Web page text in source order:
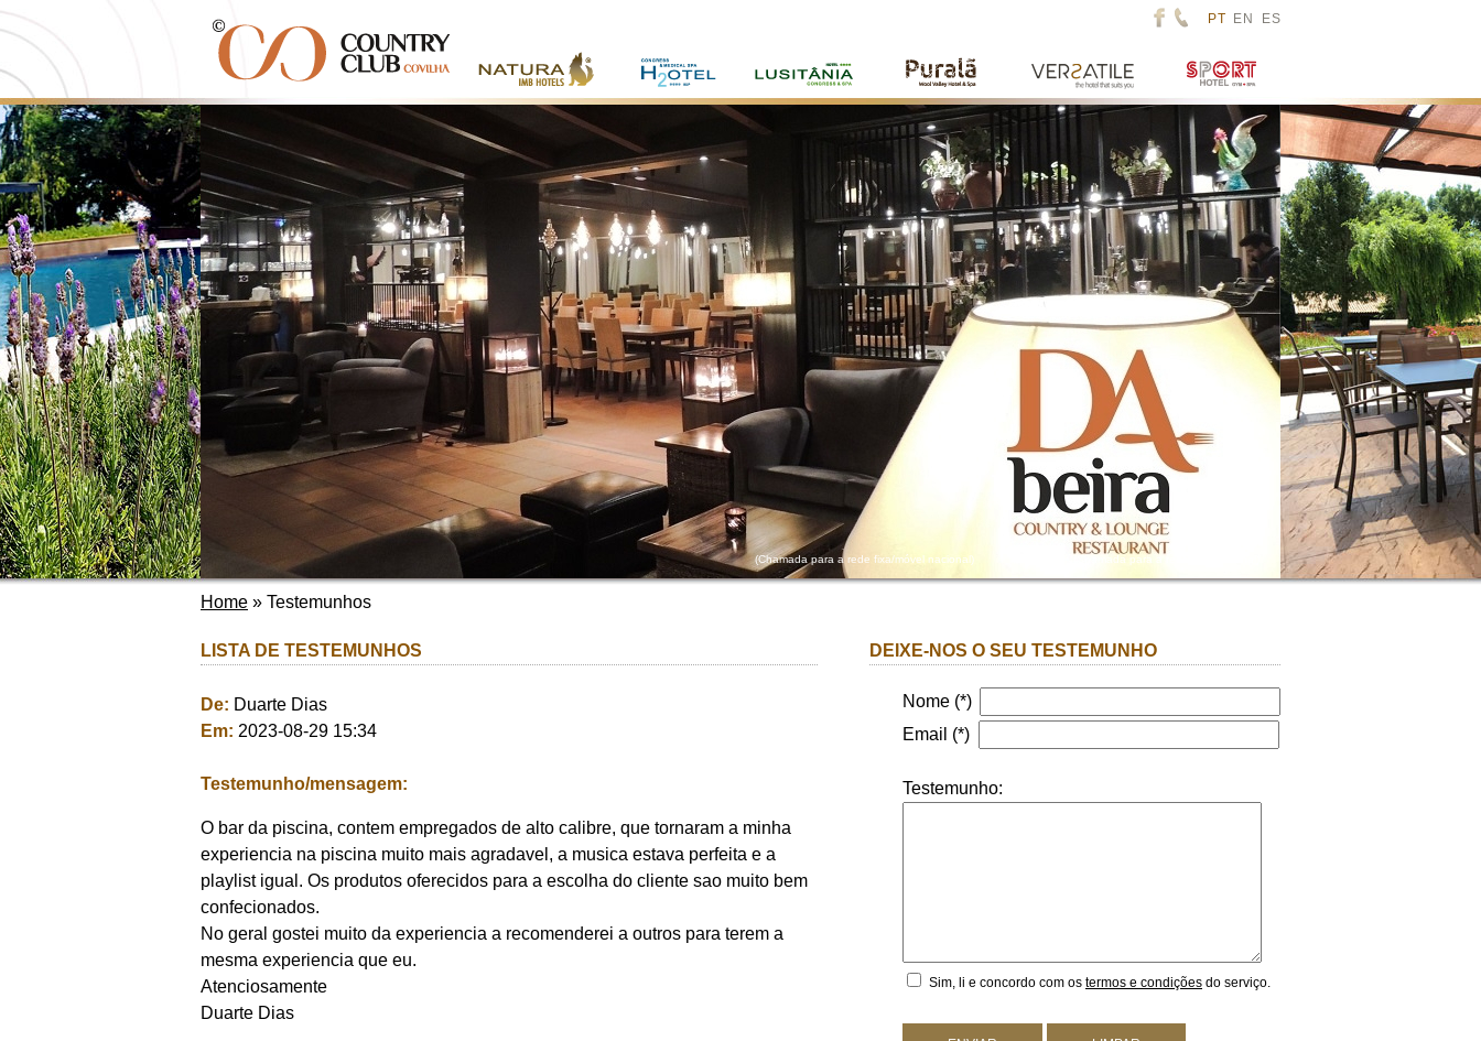
PT EN ES
(Chamada para a rede fixa/móvel nacional) (Chamada para a rede fixa nacional)
Home » Testemunhos
LISTA DE TESTEMUNHOS
De: Duarte Dias
Em: 2023-08-29 15:34
Testemunho/mensagem:
O bar da piscina, contem empregados de alto calibre, que tornaram a minha
experiencia na piscina muito mais agradavel, a musica estava perfeita e a
playlist igual. Os produtos oferecidos para a escolha do cliente sao muito bem
confecionados.
No geral gostei muito da experiencia a recomenderei a outros para terem a
mesma experiencia que eu.
Atenciosamente
Duarte Dias
DEIXE-NOS O SEU TESTEMUNHO
Nome (*)
Email (*)
Testemunho:
Sim, li e concordo com os termos e condições do serviço.